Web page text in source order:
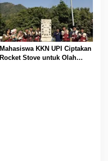
Mahasiswa KKN UPI Ciptakan
Rocket Stove untuk Olah